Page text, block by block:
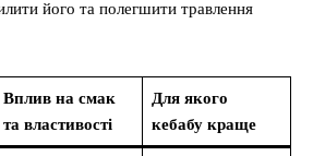
його та полегшити травлення
Вплив на смак
та властивості
Для якого
кебабу краще